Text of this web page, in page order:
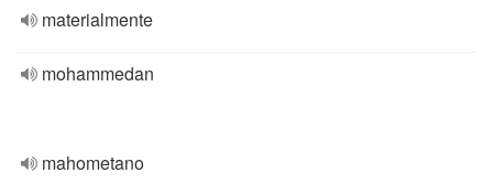
materialmente
mohammedan
mahometano